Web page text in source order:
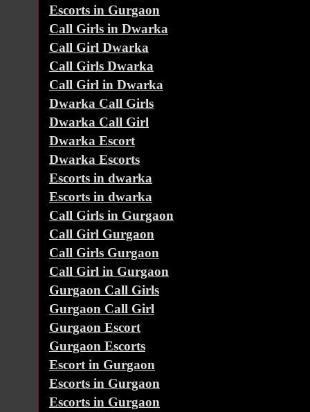
Escorts in Gurgaon
Call Girls in Dwarka
Call Girl Dwarka
Call Girls Dwarka
Call Girl in Dwarka
Dwarka Call Girls
Dwarka Call Girl
Dwarka Escort
Dwarka Escorts
Escorts in dwarka
Escorts in dwarka
Call Girls in Gurgaon
Call Girl Gurgaon
Call Girls Gurgaon
Call Girl in Gurgaon
Gurgaon Call Girls
Gurgaon Call Girl
Gurgaon Escort
Gurgaon Escorts
Escort in Gurgaon
Escorts in Gurgaon
Escorts in Gurgaon